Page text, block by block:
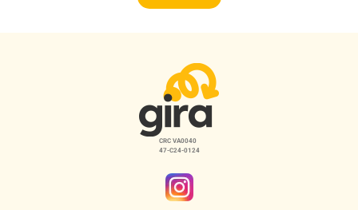
CRC VA0040
47-C24-0124